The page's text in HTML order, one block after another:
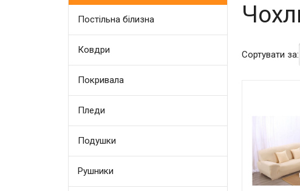
Постільна білизна
Ковдри
Покривала
Пледи
Подушки
Рушники
Сортувати за: